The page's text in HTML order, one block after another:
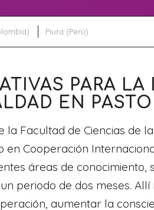
Piura (Perú)
PARA LA
EN
Facultad de Ciencias de
Cooperación
áreas de conocimiento,
periodo de dos meses.
aumentar la